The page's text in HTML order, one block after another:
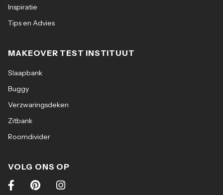
Inspiratie
Tips en Advies
MAKEOVER TEST INSTITUUT
Slaapbank
Buggy
Verzwaringsdeken
Zitbank
Roomdivider
VOLG ONS OP